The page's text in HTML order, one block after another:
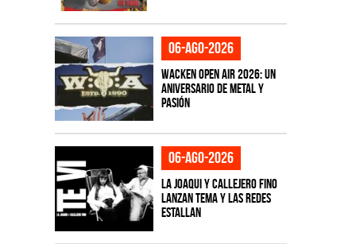
06-ago-2026
Wacken Open Air 2026: Un
aniversario de metal y
pasión
06-ago-2026
La Joaqui y Callejero Fino
lanzan tema y las redes
estallan